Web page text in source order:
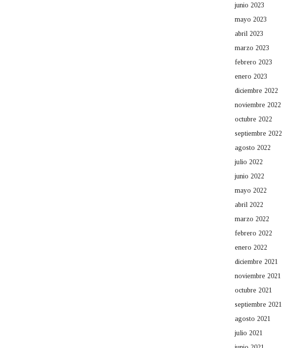
junio 2023
mayo 2023
abril 2023
marzo 2023
febrero 2023
enero 2023
diciembre 2022
noviembre 2022
octubre 2022
septiembre 2022
agosto 2022
julio 2022
junio 2022
mayo 2022
abril 2022
marzo 2022
febrero 2022
enero 2022
diciembre 2021
noviembre 2021
octubre 2021
septiembre 2021
agosto 2021
julio 2021